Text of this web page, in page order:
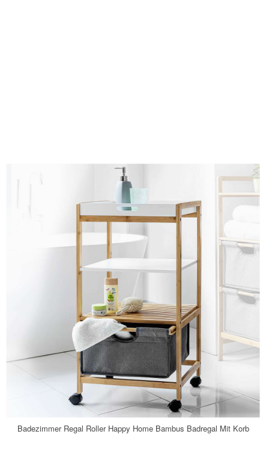
Badezimmer Regal Roller Happy Home Bambus Badregal Mit Korb